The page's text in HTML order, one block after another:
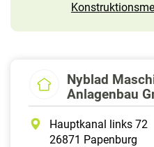
Nyblad
Anlagenbau
Hauptkanal links 72
26871 Papenburg